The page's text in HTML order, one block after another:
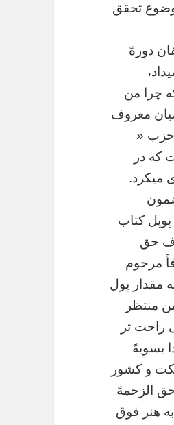
تحقق
دورهً
چرا
من
معروف
حزب «
که در
میکرد.
پوپل کتاب
حق
مرحوم
مقدار پول
منتظر
راحت تر
بسویهً
و کشور
الزحمهً
به هنر فوق